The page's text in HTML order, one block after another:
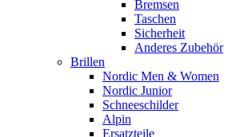
Bremsen
Taschen
Sicherheit
Anderes Zubehör
Brillen
Nordic Men & Women
Nordic Junior
Schneeschilder
Alpin
Ersatzteile